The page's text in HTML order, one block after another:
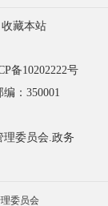
收藏本站
备10202222号
编：350001
理委员会.政务
委员会